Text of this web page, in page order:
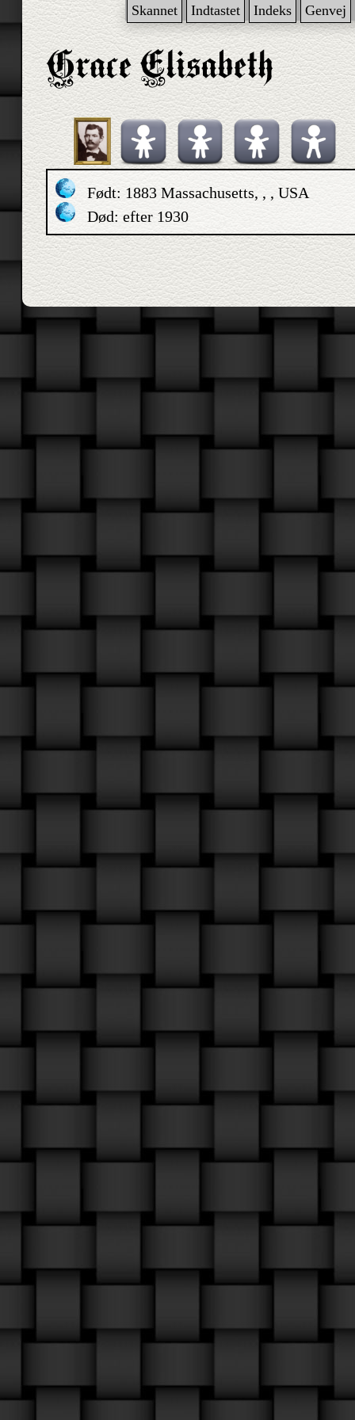
Skannet Indtastet Indeks Genvej
Født: 1883 Massachusetts, , , USA
Død: efter 1930